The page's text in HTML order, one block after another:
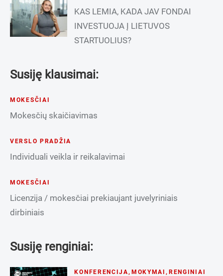
KAS LEMIA, KADA JAV FONDAI
INVESTUOJA Į LIETUVOS
STARTUOLIUS?
Susiję klausimai:
MOKESČIAI
Mokesčių skaičiavimas
VERSLO PRADŽIA
Individuali veikla ir reikalavimai
MOKESČIAI
Licenzija / mokesčiai prekiaujant juvelyriniais
dirbiniais
Susiję renginiai:
KONFERENCIJA , MOKYMAI , RENGINIAI